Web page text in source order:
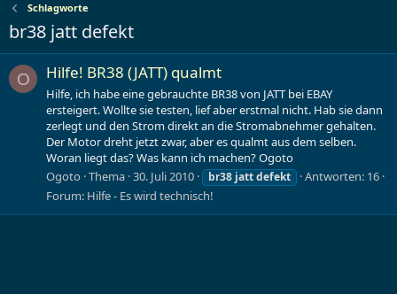
Schlagworte
br38 jatt defekt
O Hilfe! BR38 (JATT) qualmt
Hilfe, ich habe eine gebrauchte BR38 von JATT bei EBAY
ersteigert. Wollte sie testen, lief aber erstmal nicht. Hab sie dann
zerlegt und den Strom direkt an die Stromabnehmer gehalten.
Der Motor dreht jetzt zwar, aber es qualmt aus dem selben.
Woran liegt das? Was kann ich machen? Ogoto
Ogoto Thema 30. Juli 2010 br38 jattdefekt
Antworten: 16
Forum: Hilfe - Es wird technisch!